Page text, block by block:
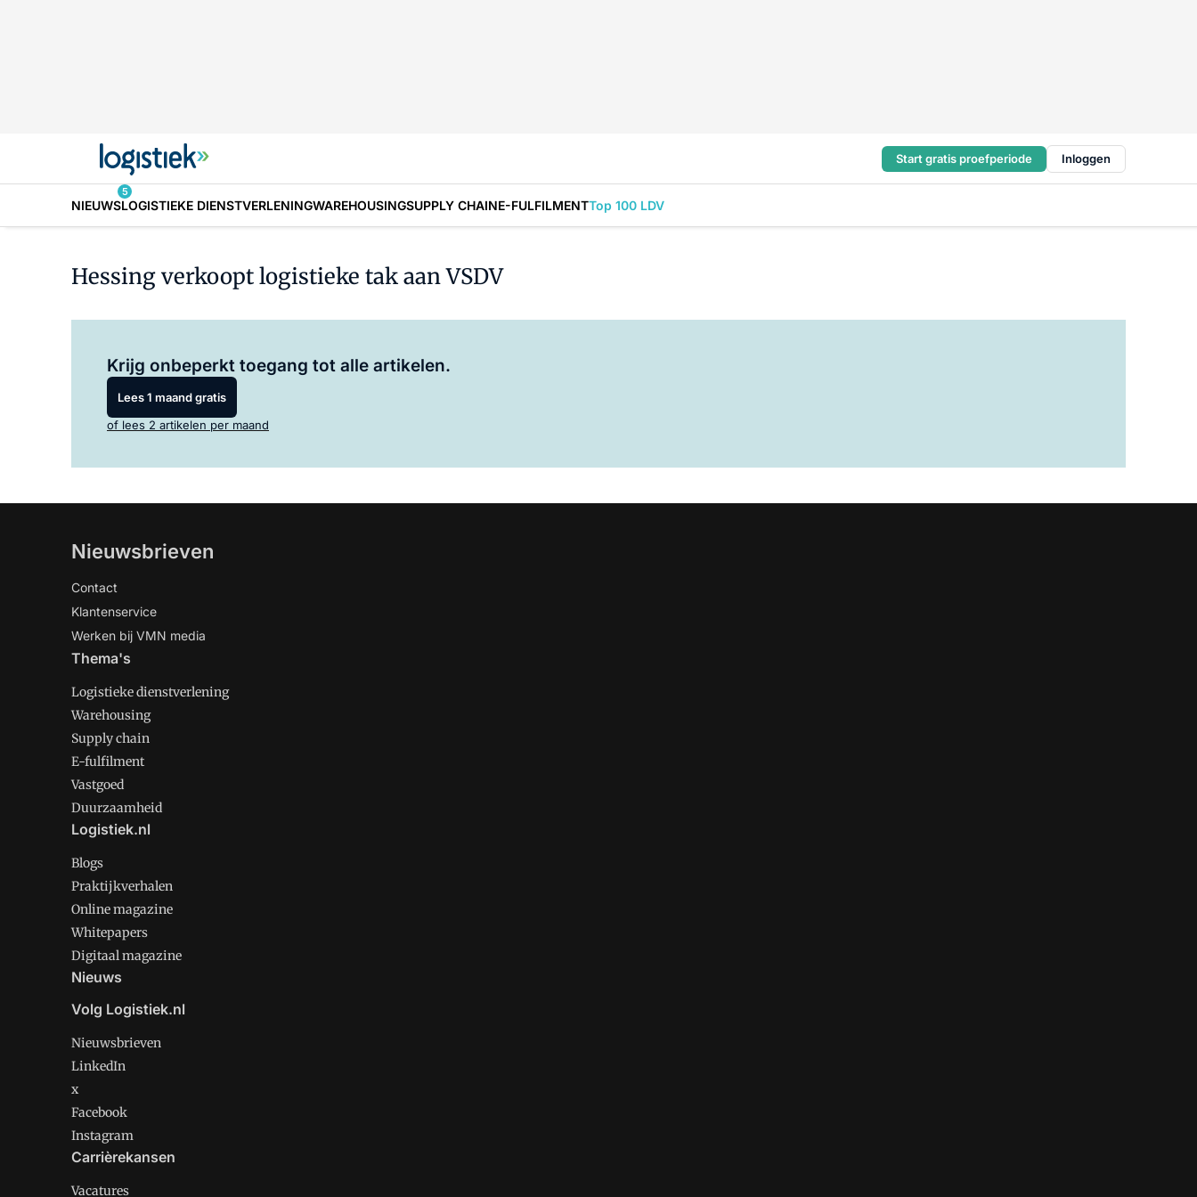
Start gratis proefperiode Inloggen
NIEUWS
5
LOGISTIEKE DIENSTVERLENINGWAREHOUSINGSUPPLY CHAINE-FULFILMENTTop 100 LDV
Hessing verkoopt logistieke tak aan VSDV
Krijg onbeperkt toegang tot alle artikelen.
Lees 1 maand gratis
of lees 2 artikelen per maand
Nieuwsbrieven
Contact
Klantenservice
Werken bij VMN media
Thema's
Logistieke dienstverlening
Warehousing
Supply chain
E-fulfilment
Vastgoed
Duurzaamheid
Logistiek.nl
Blogs
Praktijkverhalen
Online magazine
Whitepapers
Digitaal magazine
Nieuws
Volg Logistiek.nl
Nieuwsbrieven
LinkedIn
x
Facebook
Instagram
Carrièrekansen
Vacatures